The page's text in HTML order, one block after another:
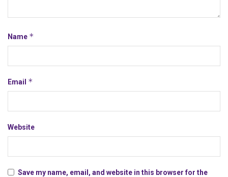
Name *
Email *
Website
Save my name, email, and website in this browser for the